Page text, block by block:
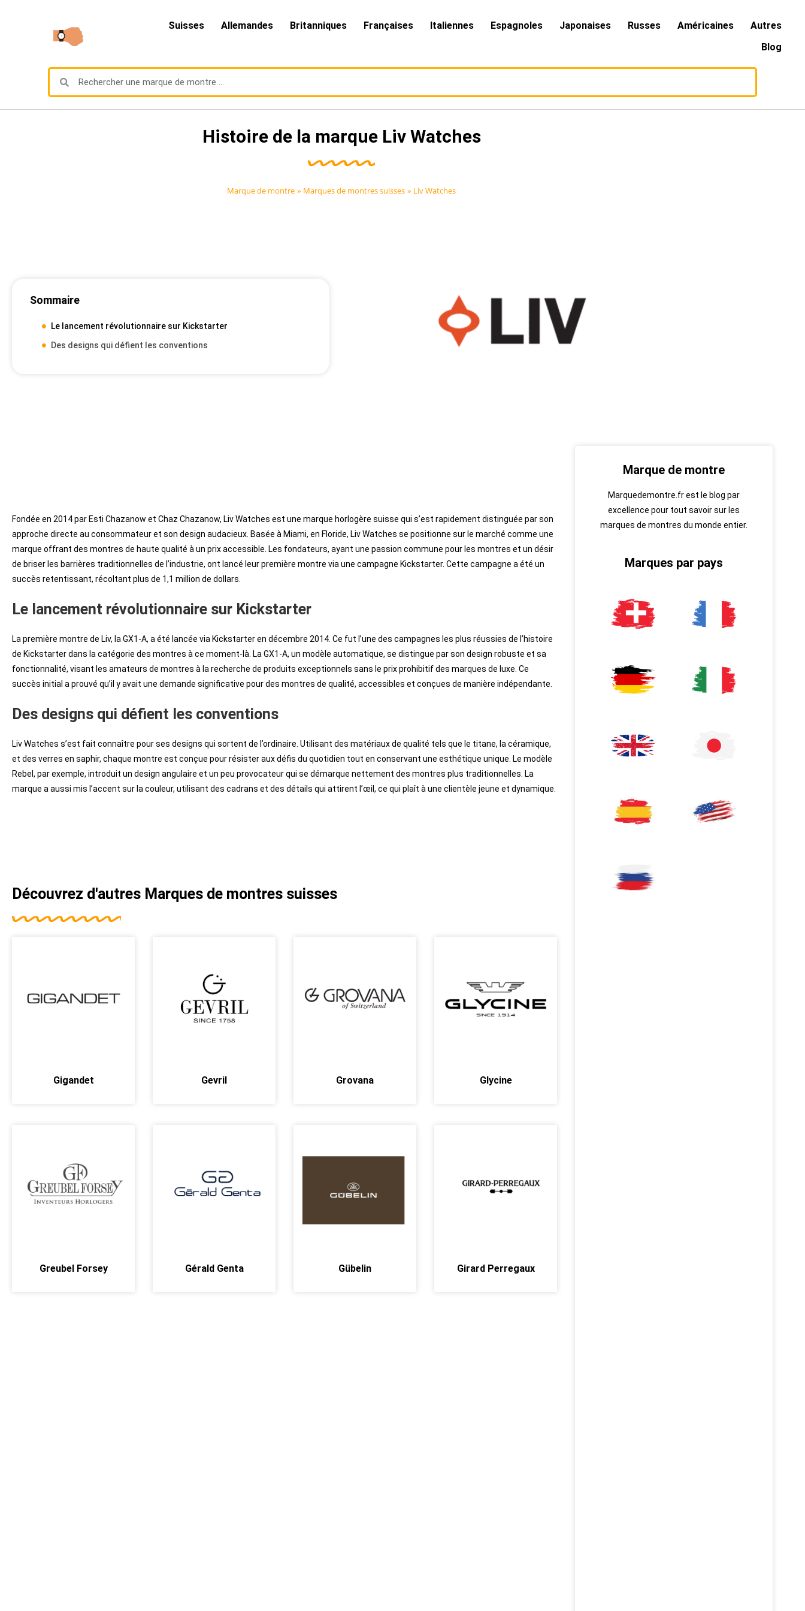
Suisses Allemandes Britanniques Françaises Italiennes Espagnoles Japonaises Russes Américaines
Autres
Blog
Histoire de la marque Liv Watches
Marque de montre » Marques de montres suisses » Liv Watches
Sommaire
Le lancement révolutionnaire sur Kickstarter
Des designs qui défient les conventions
Fondée en 2014 par Esti Chazanow et Chaz Chazanow, Liv Watches est une marque horlogère suisse qui s’est rapidement distinguée par son
approche directe au consommateur et son design audacieux. Basée à Miami, en Floride, Liv Watches se positionne sur le marché comme une
marque offrant des montres de haute qualité à un prix accessible. Les fondateurs, ayant une passion commune pour les montres et un désir
de briser les barrières traditionnelles de l’industrie, ont lancé leur première montre via une campagne Kickstarter. Cette campagne a été un
succès retentissant, récoltant plus de 1,1 million de dollars.
Le lancement révolutionnaire sur Kickstarter
La première montre de Liv, la GX1-A, a été lancée via Kickstarter en décembre 2014. Ce fut l’une des campagnes les plus réussies de l’histoire
de Kickstarter dans la catégorie des montres à ce moment-là. La GX1-A, un modèle automatique, se distingue par son design robuste et sa
fonctionnalité, visant les amateurs de montres à la recherche de produits exceptionnels sans le prix prohibitif des marques de luxe. Ce
succès initial a prouvé qu’il y avait une demande significative pour des montres de qualité, accessibles et conçues de manière indépendante.
Des designs qui défient les conventions
Liv Watches s’est fait connaître pour ses designs qui sortent de l’ordinaire. Utilisant des matériaux de qualité tels que le titane, la céramique,
et des verres en saphir, chaque montre est conçue pour résister aux défis du quotidien tout en conservant une esthétique unique. Le modèle
Rebel, par exemple, introduit un design angulaire et un peu provocateur qui se démarque nettement des montres plus traditionnelles. La
marque a aussi mis l’accent sur la couleur, utilisant des cadrans et des détails qui attirent l’œil, ce qui plaît à une clientèle jeune et dynamique.
Découvrez d'autres Marques de montres suisses
Gigandet Gevril Grovana Glycine
Greubel Forsey Gérald Genta Gübelin Girard Perregaux
Marque de montre
Marquedemontre.fr est le blog par
excellence pour tout savoir sur les
marques de montres du monde entier.
Marques par pays